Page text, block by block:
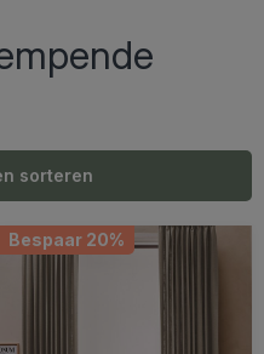
sorteren
Bespaar 20%